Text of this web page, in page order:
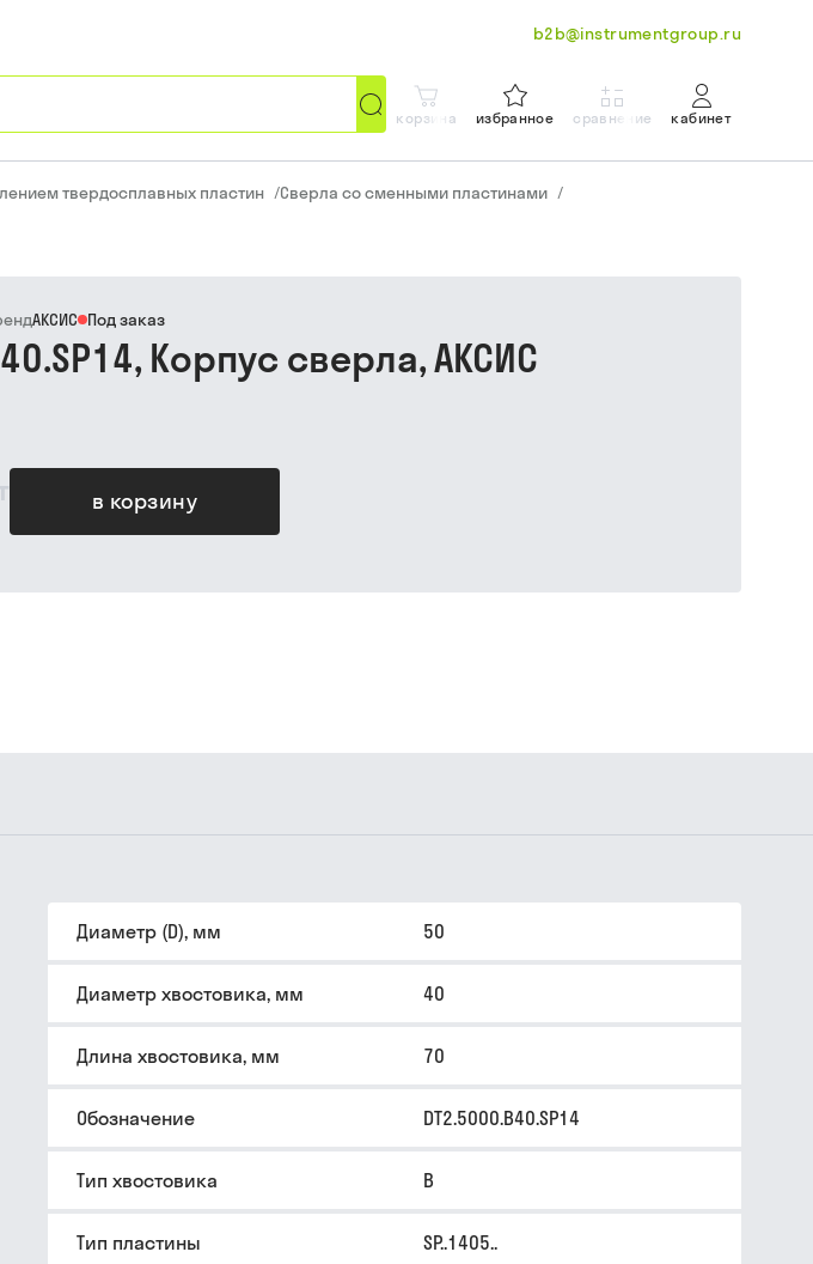
b2b@instrumentgroup.ru
корзина избранное сравнение кабинет
твердосплавных пластин /Сверла со сменными пластинами /
в корзину
АКСИС Под заказ
Корпус сверла, АКСИС
Диаметр (D), мм 50
Диаметр хвостовика, мм 40
Длина хвостовика, мм 70
Обозначение DT2.5000.B40.SP14
Тип хвостовика B
Тип пластины SP..1405..